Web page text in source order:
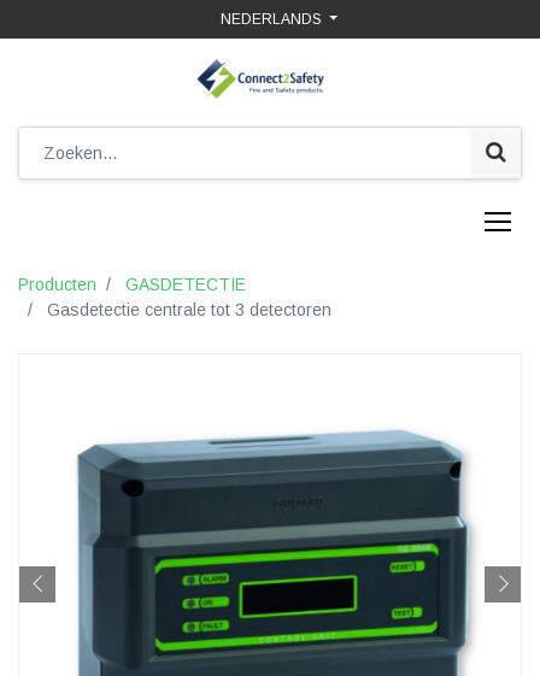
NEDERLANDS
Producten
GASDETECTIE
Gasdetectie centrale tot 3 detectoren